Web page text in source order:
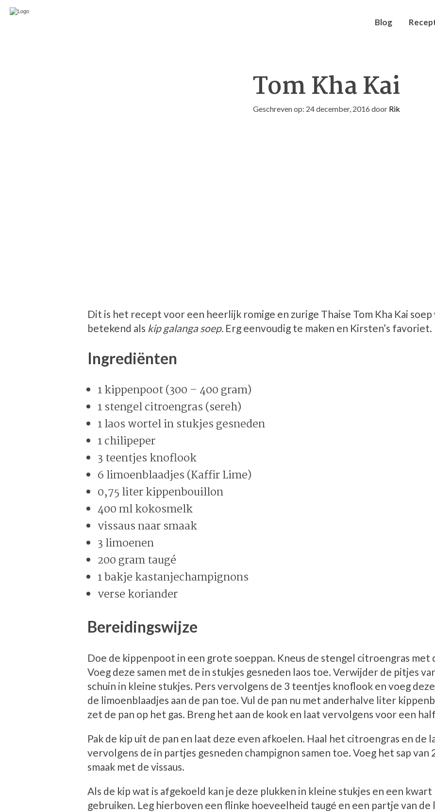
Blog
Tom Kha Kai
Geschreven op: 24 december, 2016 door Rik
Dit is het recept voor een heerlijk romige en zurige Thaise Tom Kha Kai
betekend als kip galanga soep. Erg eenvoudig te maken en Kirsten’s favoriet.
Ingrediënten
1 kippenpoot (300 – 400 gram)
1 stengel citroengras (sereh)
1 laos wortel in stukjes gesneden
1 chilipeper
3 teentjes knoflook
6 limoenblaadjes (Kaffir Lime)
0,75 liter kippenbouillon
400 ml kokosmelk
vissaus naar smaak
3 limoenen
200 gram taugé
1 bakje kastanjechampignons
verse koriander
Bereidingswijze
Doe de kippenpoot in een grote soeppan. Kneus de stengel citroengras met
Voeg deze samen met de in stukjes gesneden laos toe. Verwijder de pitjes
schuin in kleine stukjes. Pers vervolgens de 3 teentjes knoflook en voeg
de limoenblaadjes aan de pan toe. Vul de pan nu met anderhalve liter
zet de pan op het gas. Breng het aan de kook en laat vervolgens voor een
Pak de kip uit de pan en laat deze even afkoelen. Haal het citroengras en de
vervolgens de in partjes gesneden champignon samen toe. Voeg het sap
smaak met de vissaus.
Als de kip wat is afgekoeld kan je deze plukken in kleine stukjes en een
gebruiken. Leg hierboven een flinke hoeveelheid taugé en een partje van